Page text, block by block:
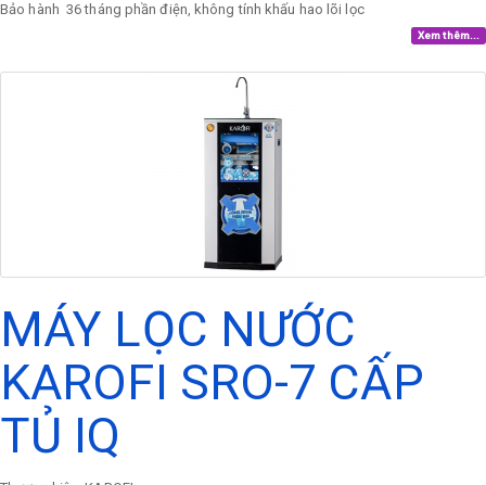
Bảo hành 36 tháng phần điện, không tính khấu hao lõi lọc
Xem thêm...
MÁY LỌC NƯỚC
KAROFI SRO-7 CẤP
TỦ IQ